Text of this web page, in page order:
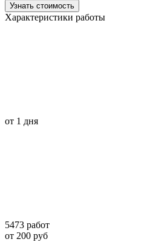
Узнать стоимость
Характеристики работы
от 1 дня
5473 работ
от 200 руб